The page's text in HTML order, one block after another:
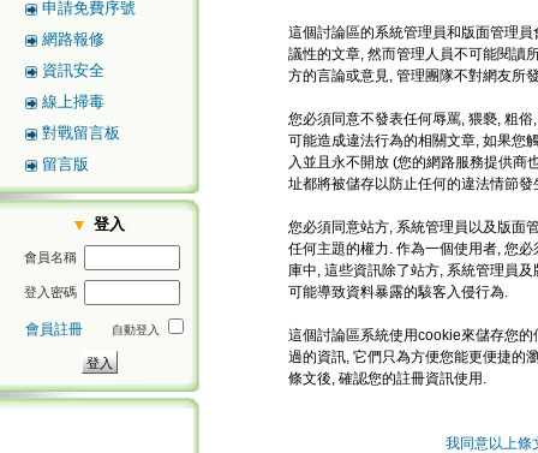
申請免費序號
網路報修
資訊安全
線上掃毒
對戰留言板
留言版
登入
會員名稱
登入密碼
會員註冊 自動登入
這個討論區的系統管理員和版面管理
議性的文章, 然而管理人員不可能閱讀
方的言論或意見, 管理團隊不對網友所
您必須同意不發表任何辱罵, 猥褻, 粗
可能造成違法行為的相關文章, 如果您
入並且永不開放 (您的網路服務提供商
址都將被儲存以防止任何的違法情節發
您必須同意站方, 系統管理員以及版面
任何主題的權力. 作為一個使用者, 您
庫中, 這些資訊除了站方, 系統管理員
可能導致資料暴露的駭客入侵行為.
這個討論區系統使用cookie來儲存您
過的資訊, 它們只為方便您能更便捷的
條文後, 確認您的註冊資訊使用.
我同意以上條